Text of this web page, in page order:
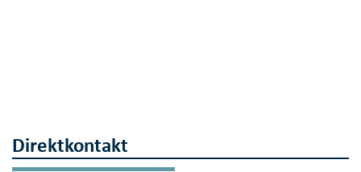
Direktkontakt